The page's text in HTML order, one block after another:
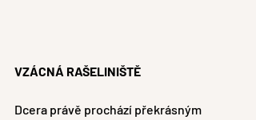
VZÁCNÁ RAŠELINIŠTĚ
Dcera právě prochází překrásným